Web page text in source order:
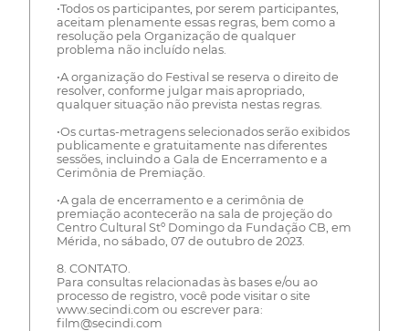
•Todos os participantes, por serem participantes,
aceitam plenamente essas regras, bem como a
resolução pela Organização de qualquer
problema não incluído nelas.
•A organização do Festival se reserva o direito de
resolver, conforme julgar mais apropriado,
qualquer situação não prevista nestas regras.
•Os curtas-metragens selecionados serão exibidos
publicamente e gratuitamente nas diferentes
sessões, incluindo a Gala de Encerramento e a
Cerimônia de Premiação.
•A gala de encerramento e a cerimônia de
premiação acontecerão na sala de projeção do
Centro Cultural Stº Domingo da Fundação CB, em
Mérida, no sábado, 07 de outubro de 2023.
8. CONTATO.
Para consultas relacionadas às bases e/ou ao
processo de registro, você pode visitar o site
www.secindi.com ou escrever para:
film@secindi.com